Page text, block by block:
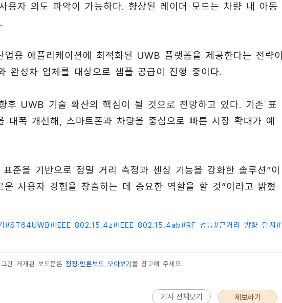
용자 의도 파악이 가능하다. 향상된 레이더 모드는 차량 내 아동
용 애플리케이션에 최적화된 UWB 플랫폼을 제공한다는 전략이
성차 업체를 대상으로 샘플 공급이 진행 중이다.
후 UWB 기술 확산의 핵심이 될 것으로 전망하고 있다. 기존 표
대폭 개선해, 스마트폰과 차량을 중심으로 빠른 시장 확대가 예
준을 기반으로 정밀 거리 측정과 센싱 기능을 강화한 솔루션”이
사용자 경험을 창출하는 데 중요한 역할을 할 것”이라고 밝혔
#ST64UWB#IEEE 802.15.4z#IEEE 802.15.4ab#RF 성능#근거리 방향 탐지 #
간 게재된 보도문은 정정·반론보도 모아보기 를 참고해 주세요.
기사 전체보기 제보하기